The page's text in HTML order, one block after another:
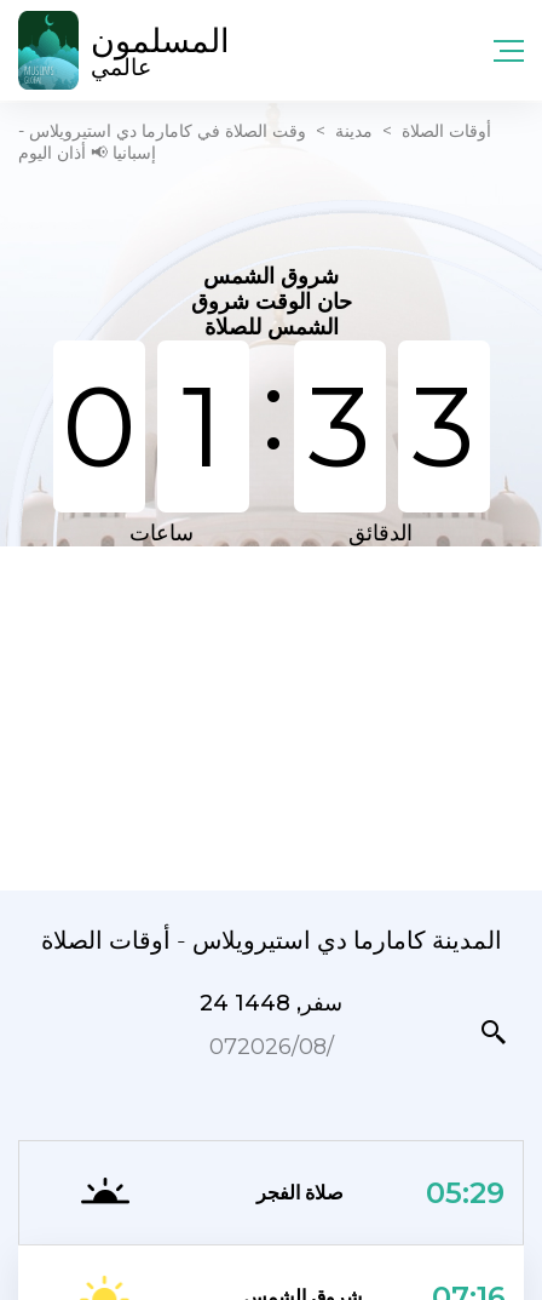
المسلمون
عالمي
أوقات الصلاة > مدينة > وقت الصلاة في كامارما دي استيرويلاس -
إسبانيا 📢 أذان اليوم
شروق الشمس
حان الوقت شروق
الشمس للصلاة
0 1 : 3 3
ساعات الدقائق
المدينة كامارما دي استيرويلاس - أوقات الصلاة
24 سفر, 1448
07‏/08‏/2026
صلاة الفجر 05:29